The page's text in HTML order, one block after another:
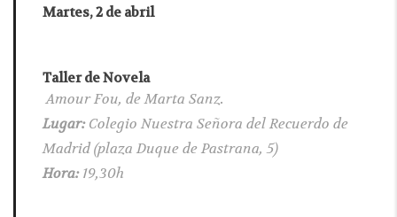
Martes, 2 de abril
Taller de Novela
Amour Fou, de Marta Sanz.
Lugar:Colegio Nuestra Señora del Recuerdo de
Madrid (plaza Duque de Pastrana, 5)
Hora:19,30h